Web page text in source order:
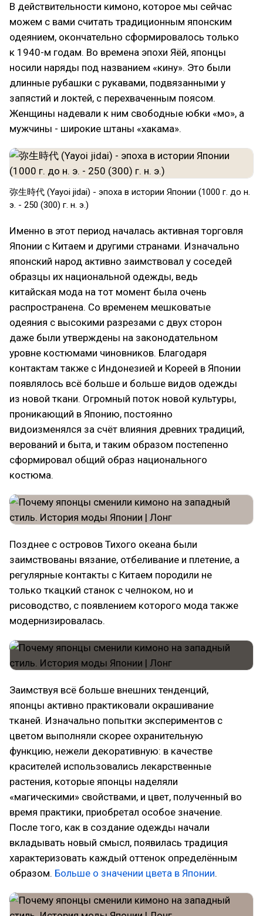
В действительности кимоно, которое мы сейчас
можем с вами считать традиционным японским
одеянием, окончательно сформировалось только
к 1940-м годам. Во времена эпохи Яёй, японцы
носили наряды под названием «кину». Это были
длинные рубашки с рукавами, подвязанными у
запястий и локтей, с перехваченным поясом.
Женщины надевали к ним свободные юбки «мо», а
мужчины - широкие штаны «хакама».
弥生時代 (Yayoi jidai) - эпоха в истории Японии (1000 г. до н.
э. - 250 (300) г. н. э.)
Именно в этот период началась активная торговля
Японии с Китаем и другими странами. Изначально
японский народ активно заимствовал у соседей
образцы их национальной одежды, ведь
китайская мода на тот момент была очень
распространена. Со временем мешковатые
одеяния с высокими разрезами с двух сторон
даже были утверждены на законодательном
уровне костюмами чиновников. Благодаря
контактам также с Индонезией и Кореей в Японии
появлялось всё больше и больше видов одежды
из новой ткани. Огромный поток новой культуры,
проникающий в Японию, постоянно
видоизменялся за счёт влияния древних традиций,
верований и быта, и таким образом постепенно
сформировал общий образ национального
костюма.
Позднее с островов Тихого океана были
заимствованы вязание, отбеливание и плетение, а
регулярные контакты с Китаем породили не
только ткацкий станок с челноком, но и
рисоводство, с появлением которого мода также
модернизировалась.
Заимствуя всё больше внешних тенденций,
японцы активно практиковали окрашивание
тканей. Изначально попытки экспериментов с
цветом выполняли скорее охранительную
функцию, нежели декоративную: в качестве
красителей использовались лекарственные
растения, которые японцы наделяли
«магическими» свойствами, и цвет, полученный во
время практики, приобретал особое значение.
После того, как в создание одежды начали
вкладывать новый смысл, появилась традиция
характеризовать каждый оттенок определённым
образом. Больше о значении цвета в Японии.